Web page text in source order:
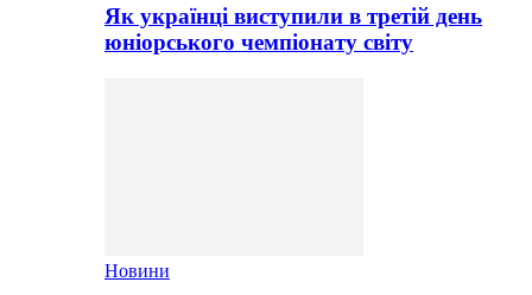
Як українці виступили в третій день
юніорського чемпіонату світу
Новини